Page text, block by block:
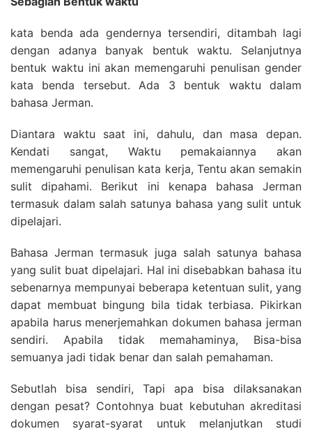
kata benda ada gendernya tersendiri, ditambah lagi
dengan adanya banyak bentuk waktu. Selanjutnya
bentuk waktu ini akan memengaruhi penulisan gender
kata benda tersebut. Ada 3 bentuk waktu dalam
bahasa Jerman.
Diantara waktu saat ini, dahulu, dan masa depan.
Kendati sangat, Waktu pemakaiannya akan
memengaruhi penulisan kata kerja, Tentu akan semakin
sulit dipahami. Berikut ini kenapa bahasa Jerman
termasuk dalam salah satunya bahasa yang sulit untuk
dipelajari.
Bahasa Jerman termasuk juga salah satunya bahasa
yang sulit buat dipelajari. Hal ini disebabkan bahasa itu
sebenarnya mempunyai beberapa ketentuan sulit, yang
dapat membuat bingung bila tidak terbiasa. Pikirkan
apabila harus menerjemahkan dokumen bahasa jerman
sendiri. Apabila tidak memahaminya, Bisa-bisa
semuanya jadi tidak benar dan salah pemahaman.
Sebutlah bisa sendiri, Tapi apa bisa dilaksanakan
dengan pesat? Contohnya buat kebutuhan akreditasi
dokumen syarat-syarat untuk melanjutkan studi